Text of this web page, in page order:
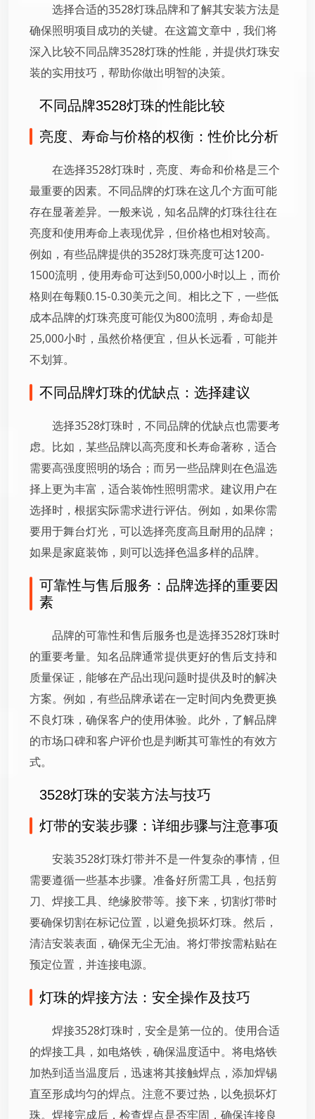
选择合适的3528灯珠品牌和了解其安装方法是
确保照明项目成功的关键。在这篇文章中，我们将
深入比较不同品牌3528灯珠的性能，并提供灯珠安
装的实用技巧，帮助你做出明智的决策。
不同品牌3528灯珠的性能比较
亮度、寿命与价格的权衡：性价比分析
在选择3528灯珠时，亮度、寿命和价格是三个
最重要的因素。不同品牌的灯珠在这几个方面可能
存在显著差异。一般来说，知名品牌的灯珠往往在
亮度和使用寿命上表现优异，但价格也相对较高。
例如，有些品牌提供的3528灯珠亮度可达1200-
1500流明，使用寿命可达到50,000小时以上，而价
格则在每颗0.15-0.30美元之间。相比之下，一些低
成本品牌的灯珠亮度可能仅为800流明，寿命却是
25,000小时，虽然价格便宜，但从长远看，可能并
不划算。
不同品牌灯珠的优缺点：选择建议
选择3528灯珠时，不同品牌的优缺点也需要考
虑。比如，某些品牌以高亮度和长寿命著称，适合
需要高强度照明的场合；而另一些品牌则在色温选
择上更为丰富，适合装饰性照明需求。建议用户在
选择时，根据实际需求进行评估。例如，如果你需
要用于舞台灯光，可以选择亮度高且耐用的品牌；
如果是家庭装饰，则可以选择色温多样的品牌。
可靠性与售后服务：品牌选择的重要因
素
品牌的可靠性和售后服务也是选择3528灯珠时
的重要考量。知名品牌通常提供更好的售后支持和
质量保证，能够在产品出现问题时提供及时的解决
方案。例如，有些品牌承诺在一定时间内免费更换
不良灯珠，确保客户的使用体验。此外，了解品牌
的市场口碑和客户评价也是判断其可靠性的有效方
式。
3528灯珠的安装方法与技巧
灯带的安装步骤：详细步骤与注意事项
安装3528灯珠灯带并不是一件复杂的事情，但
需要遵循一些基本步骤。准备好所需工具，包括剪
刀、焊接工具、绝缘胶带等。接下来，切割灯带时
要确保切割在标记位置，以避免损坏灯珠。然后，
清洁安装表面，确保无尘无油。将灯带按需粘贴在
预定位置，并连接电源。
灯珠的焊接方法：安全操作及技巧
焊接3528灯珠时，安全是第一位的。使用合适
的焊接工具，如电烙铁，确保温度适中。将电烙铁
加热到适当温度后，迅速将其接触焊点，添加焊锡
直至形成均匀的焊点。注意不要过热，以免损坏灯
珠。焊接完成后，检查焊点是否牢固，确保连接良